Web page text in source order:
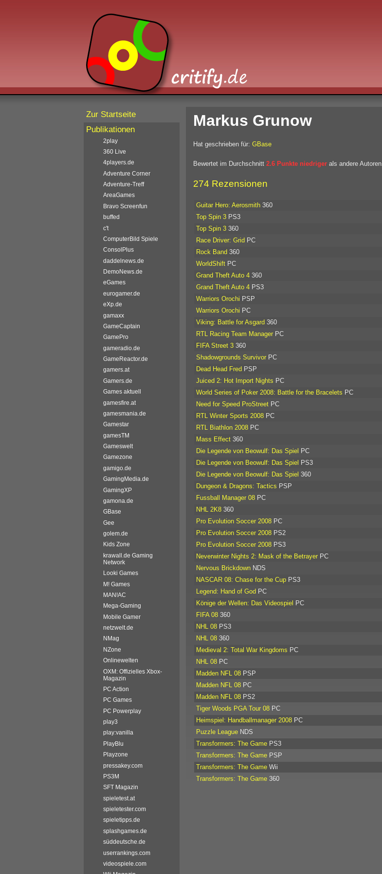
Markus Grunow
Hat geschrieben für: GBase
Bewertet im Durchschnitt 2.6 Punkte niedriger als andere Autoren.
274 Rezensionen
Guitar Hero: Aerosmith 360
Top Spin 3 PS3
Top Spin 3 360
Race Driver: Grid PC
Rock Band 360
WorldShift PC
Grand Theft Auto 4 360
Grand Theft Auto 4 PS3
Warriors Orochi PSP
Warriors Orochi PC
Viking: Battle for Asgard 360
RTL Racing Team Manager PC
FIFA Street 3 360
Shadowgrounds Survivor PC
Dead Head Fred PSP
Juiced 2: Hot Import Nights PC
World Series of Poker 2008: Battle for the Bracelets PC
Need for Speed ProStreet PC
RTL Winter Sports 2008 PC
RTL Biathlon 2008 PC
Mass Effect 360
Die Legende von Beowulf: Das Spiel PC
Die Legende von Beowulf: Das Spiel PS3
Die Legende von Beowulf: Das Spiel 360
Dungeon & Dragons: Tactics PSP
Fussball Manager 08 PC
NHL 2K8 360
Pro Evolution Soccer 2008 PC
Pro Evolution Soccer 2008 PS2
Pro Evolution Soccer 2008 PS3
Neverwinter Nights 2: Mask of the Betrayer PC
Nervous Brickdown NDS
NASCAR 08: Chase for the Cup PS3
Legend: Hand of God PC
Könige der Wellen: Das Videospiel PC
FIFA 08 360
NHL 08 PS3
NHL 08 360
Medieval 2: Total War Kingdoms PC
NHL 08 PC
Madden NFL 08 PSP
Madden NFL 08 PC
Madden NFL 08 PS2
Tiger Woods PGA Tour 08 PC
Heimspiel: Handballmanager 2008 PC
Puzzle League NDS
Transformers: The Game PS3
Transformers: The Game PSP
Transformers: The Game Wii
Transformers: The Game 360
Zur Startseite
Publikationen
2play
360 Live
4players.de
Adventure Corner
Adventure-Treff
AreaGames
Bravo Screenfun
buffed
c't
ComputerBild Spiele
ConsolPlus
daddelnews.de
DemoNews.de
eGames
eurogamer.de
eXp.de
gamaxx
GameCaptain
GamePro
gameradio.de
GameReactor.de
gamers.at
Gamers.de
Games aktuell
gamesfire.at
gamesmania.de
Gamestar
gamesTM
Gameswelt
Gamezone
gamigo.de
GamingMedia.de
GamingXP
gamona.de
GBase
Gee
golem.de
Kids Zone
krawall.de Gaming
Network
Looki Games
M! Games
MAN!AC
Mega-Gaming
Mobile Gamer
netzwelt.de
NMag
NZone
Onlinewelten
OXM: Offizielles Xbox-
Magazin
PC Action
PC Games
PC Powerplay
play3
play:vanilla
PlayBlu
Playzone
pressakey.com
PS3M
SFT Magazin
spieletest.at
spieletester.com
spieletipps.de
splashgames.de
süddeutsche.de
userrankings.com
videospiele.com